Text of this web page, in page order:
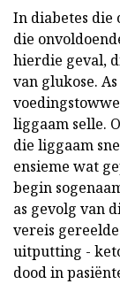
In diabetes die
die
hierdie geval,
van glukose.
liggaam selle.
die liggaam
ensieme wat
begin
as gevolg van
vereis
uitputting -
dood in